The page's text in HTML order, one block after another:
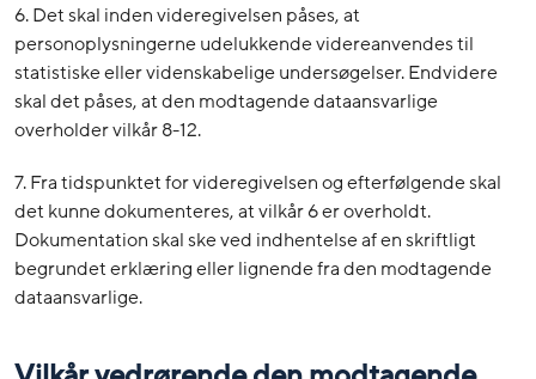
6. Det skal inden videregivelsen påses, at
personoplysningerne udelukkende videreanvendes til
statistiske eller videnskabelige undersøgelser. Endvidere
skal det påses, at den modtagende dataansvarlige
overholder vilkår 8-12.
7. Fra tidspunktet for videregivelsen og efterfølgende skal
det kunne dokumenteres, at vilkår 6 er overholdt.
Dokumentation skal ske ved indhentelse af en skriftligt
begrundet erklæring eller lignende fra den modtagende
dataansvarlige.